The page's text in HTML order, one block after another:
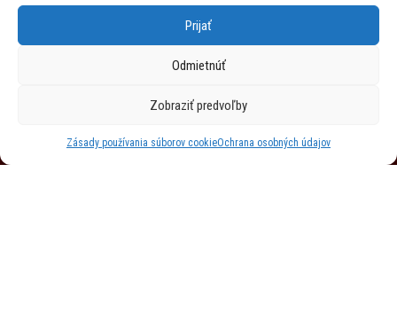
Prijať
Odmietnúť
Zobraziť predvoľby
Zásady používania súborov cookieOchrana osobných údajov
Ochrana osobných údajov